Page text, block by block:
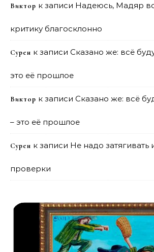
Виктор к записи Надеюсь, Мадяр
критику благосклонно
Сурен к записи Сказано же: всё
это её прошлое
Виктор к записи Сказано же: всё
– это её прошлое
Сурен к записи Не надо затягивать
проверки